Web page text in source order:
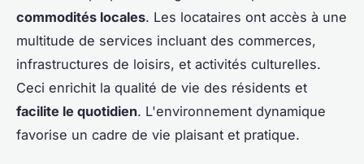
commodités locales. Les locataires ont accès à une
multitude de services incluant des commerces,
infrastructures de loisirs, et activités culturelles.
Ceci enrichit la qualité de vie des résidents et
facilite le quotidien. L'environnement dynamique
favorise un cadre de vie plaisant et pratique.